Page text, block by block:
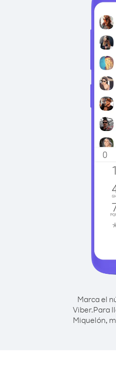
Marca el
Viber.Para
Miquelón,